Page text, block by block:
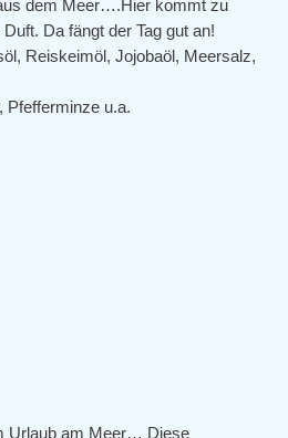
dem Meer….Hier kommt zu
Da fängt der Tag gut an!
Reiskeimöl, Jojobaöl, Meersalz,
Pfefferminze u.a.
Urlaub am Meer… Diese